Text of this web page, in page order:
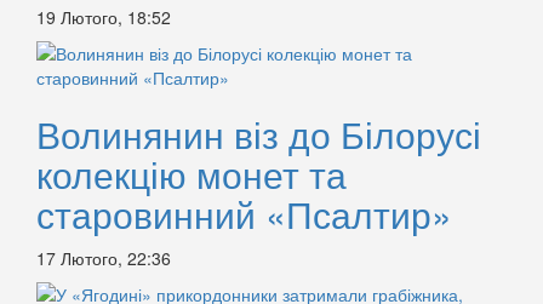
19 Лютого, 18:52
Волинянин віз до Білорусі
колекцію монет та
старовинний «Псалтир»
17 Лютого, 22:36